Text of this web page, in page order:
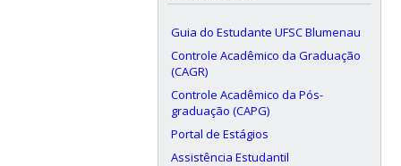
Guia do Estudante UFSC Blumenau
Controle Acadêmico da Graduação
(CAGR)
Controle Acadêmico da Pós-
graduação (CAPG)
Portal de Estágios
Assistência Estudantil